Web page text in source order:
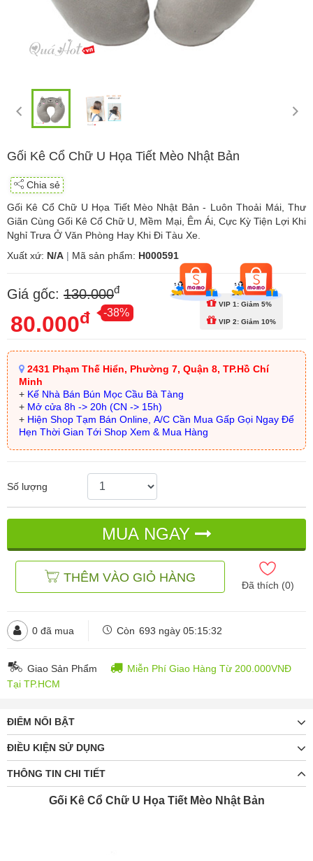
Gối Kê Cổ Chữ U Họa Tiết Mèo Nhật Bản
Chia sẻ
Gối Kê Cổ Chữ U Họa Tiết Mèo Nhật Bản - Luôn Thoải Mái, Thư
Giãn Cùng Gối Kê Cổ Chữ U, Mềm Mại, Êm Ái, Cực Kỳ Tiện Lợi Khi
Nghỉ Trưa Ở Văn Phòng Hay Khi Đi Tàu Xe.
Xuất xứ: N/A | Mã sản phẩm: H000591
Giá gốc: 130.000đ
80.000đ -38%
VIP 1: Giảm 5%
VIP 2: Giảm 10%
2431 Phạm Thế Hiển, Phường 7, Quận 8, TP.Hồ Chí
Minh
+ Kế Nhà Bán Bún Mọc Cầu Bà Tàng
+ Mở cửa 8h -> 20h (CN -> 15h)
+ Hiện Shop Tạm Bán Online, A/C Cần Mua Gấp Gọi Ngay Để
Hẹn Thời Gian Tới Shop Xem & Mua Hàng
Số lượng
MUA NGAY
THÊM VÀO GIỎ HÀNG
Đã thích (0)
0 đã mua Còn 693 ngày 05:15:32
Giao Sản Phẩm
Miễn Phí Giao Hàng Từ 200.000VNĐ
Tại TP.HCM
ĐIỂM NỔI BẬT
ĐIỀU KIỆN SỬ DỤNG
THÔNG TIN CHI TIẾT
Gối Kê Cổ Chữ U Họa Tiết Mèo Nhật Bản